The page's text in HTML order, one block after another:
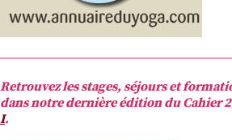
Retrouvez les stages, séjours et
dans notre dernière édition du Cahier
I.